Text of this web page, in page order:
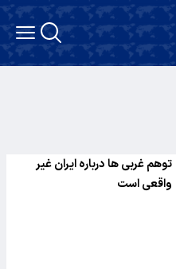
توهم غربی ها درباره ایران غیر
واقعی است